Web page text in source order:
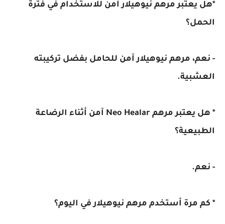
*هل يعتبر مرهم نيوهيلار آمن للاستخدام في فترة
الحمل؟
- نعم، مرهم نيوهيلار آمن للحامل بفضل تركيبته
العشبية.
* هل يعتبر مرهم Neo Healar آمن أثناء الرضاعة
الطبيعية؟
- نعم.
* كم مرة أستخدم مرهم نيوهيلار في اليوم؟